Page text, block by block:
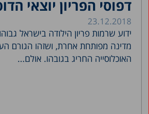
דפוסי הפריון יוצאי
23.12.2018
ידוע שרמות פריון הילודה בישראל
מדינה מפותחת אחרת, ושזהו הגורם
האוכלוסייה החריג בגובהו. אולם...